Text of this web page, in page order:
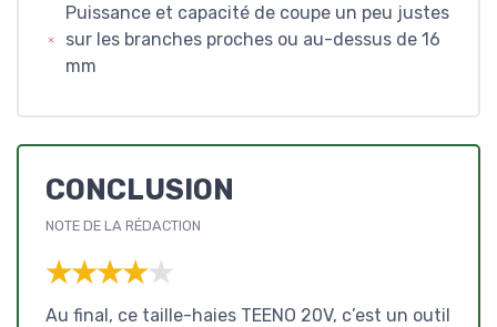
Puissance et capacité de coupe un peu justes
sur les branches proches ou au-dessus de 16
mm
CONCLUSION
NOTE DE LA RÉDACTION
★★★★★
★★★★★
Au final, ce taille-haies TEENO 20V, c’est un outil